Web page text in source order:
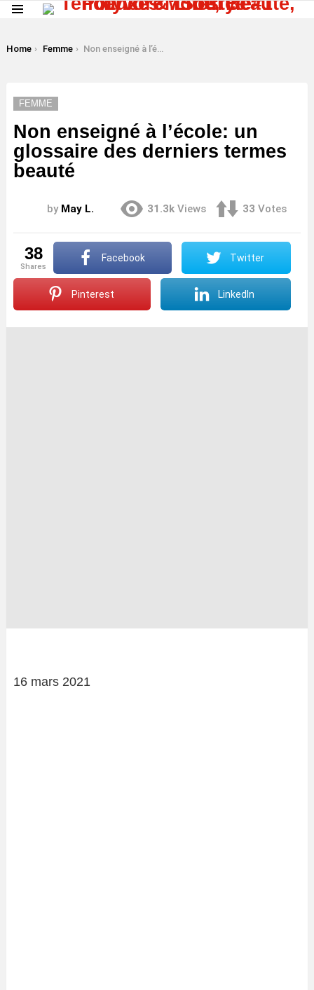
You are here:
Home Femme Non enseigné à l’école: un glossaire des derniers termes beauté
FEMME
Non enseigné à l’école: un
glossaire des derniers termes
beauté
by May L. 31.3k Views 33 Votes
38
shares
Facebook Twitter
Pinterest LinkedIn
16 mars 2021